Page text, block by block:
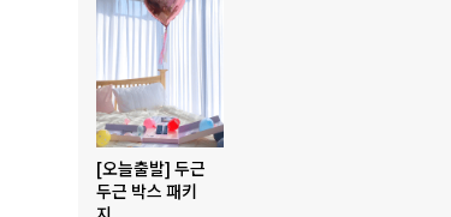
[오늘출발] 두근
두근 박스 패키